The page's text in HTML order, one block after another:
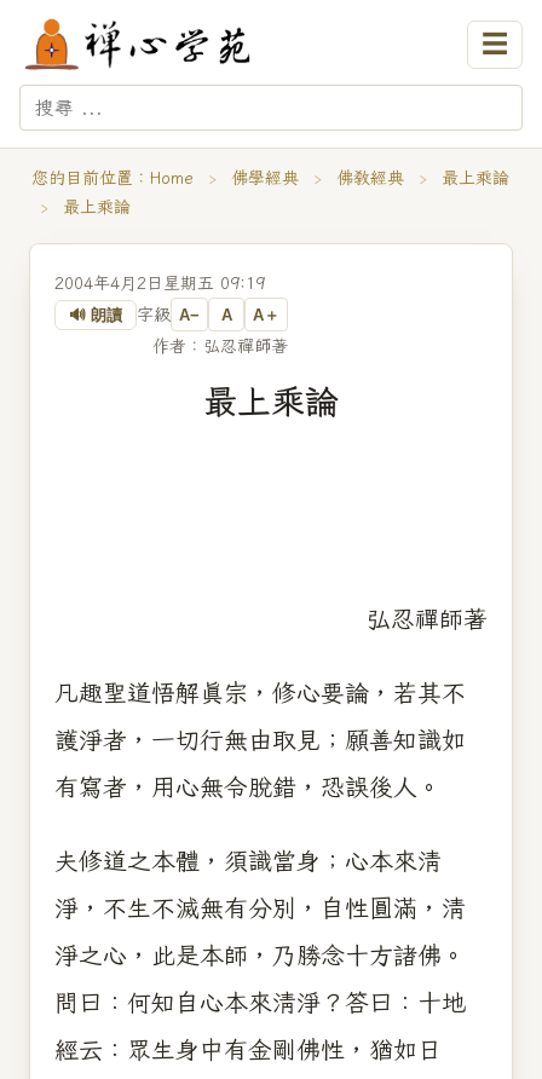
☰
您的目前位置： Home › 佛學經典 › 佛教經典 ›
最上乘論
›
最上乘論
2004年4月2日星期五 09:19
🔊 朗讀 字級 A− A A＋
作者：弘忍禪師著
最上乘論
弘忍禪師著
凡趣聖道悟解真宗，修心要論，若其不
護淨者，一切行無由取見；願善知識如
有寫者，用心無令脫錯，恐誤後人。
夫修道之本體，須識當身；心本來清
淨，不生不滅無有分別，自性圓滿，清
淨之心，此是本師，乃勝念十方諸佛。
問曰：何知自心本來清淨？答曰：十地
經云：眾生身中有金剛佛性，猶如日